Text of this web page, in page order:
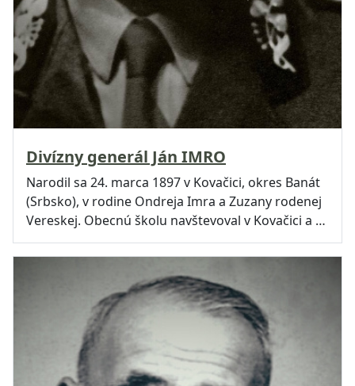
Divízny generál Ján IMRO
Narodil sa 24. marca 1897 v Kovačici, okres Banát
(Srbsko), v rodine Ondreja Imra a Zuzany rodenej
Vereskej. Obecnú školu navštevoval v Kovačici a …